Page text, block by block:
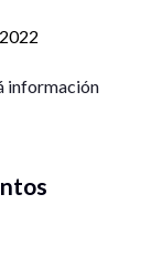
información